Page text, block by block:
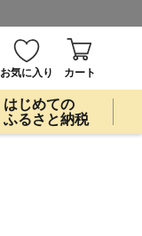
お気に入り カート
はじめての
ふるさと納税